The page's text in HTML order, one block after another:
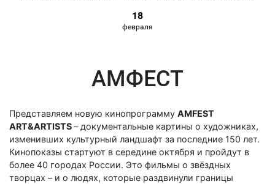
18
февраля
АМФЕСТ
Представляем новую кинопрограмму AMFEST
ART&ARTISTS– документальные картины о художниках,
изменивших культурный ландшафт за последние 150 лет.
Кинопоказы стартуют в середине октября и пройдут в
более 40 городах России. Это фильмы о звёздных
творцах – и о людях, которые раздвинули границы